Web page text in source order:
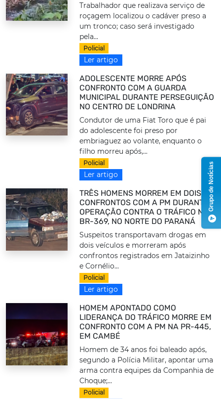
Trabalhador que realizava serviço de
roçagem localizou o cadáver preso a
um tronco; caso será investigado
pela...
Policial
Ler artigo
ADOLESCENTE MORRE APÓS
CONFRONTO COM A GUARDA
MUNICIPAL DURANTE PERSEGUIÇÃO
NO CENTRO DE LONDRINA
Condutor de uma Fiat Toro que é pai
do adolescente foi preso por
embriaguez ao volante, enquanto o
filho morreu após,...
Policial
Ler artigo
TRÊS HOMENS MORREM EM DOIS
CONFRONTOS COM A PM DURANTE
OPERAÇÃO CONTRA O TRÁFICO NA
BR-369, NO NORTE DO PARANÁ
Suspeitos transportavam drogas em
dois veículos e morreram após
confrontos registrados em Jataizinho
e Cornélio...
Policial
Ler artigo
HOMEM APONTADO COMO
LIDERANÇA DO TRÁFICO MORRE EM
CONFRONTO COM A PM NA PR-445,
EM CAMBÉ
Homem de 34 anos foi baleado após,
segundo a Polícia Militar, apontar uma
arma contra equipes da Companhia de
Choque;...
Policial
Grupo de Notícias